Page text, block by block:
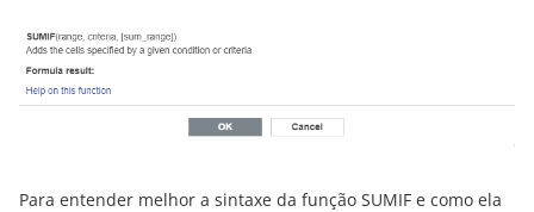
Para entender melhor a sintaxe da função SUMIF e como ela